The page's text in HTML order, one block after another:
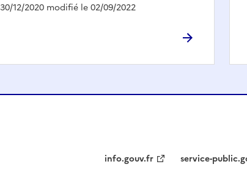
30/12/2020 modifié le 02/09/2022
info.gouv.fr service-